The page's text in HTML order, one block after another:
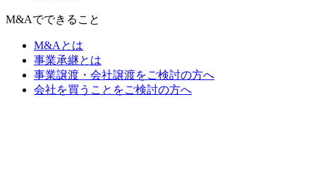
M&Aでできること
M&Aとは
事業承継とは
事業譲渡・会社譲渡をご検討の方へ
会社を買うことをご検討の方へ